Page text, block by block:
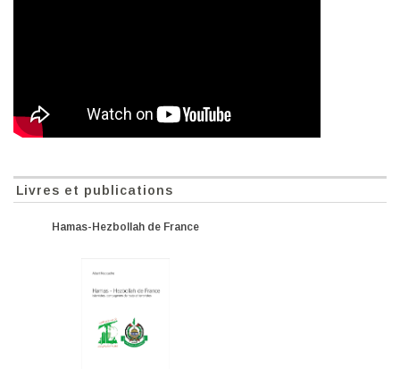
Livres et publications
Hamas-Hezbollah de France